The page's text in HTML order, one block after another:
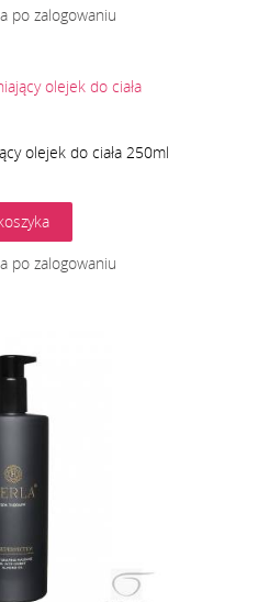
po zalogowaniu
olejek do ciała 250ml
po zalogowaniu